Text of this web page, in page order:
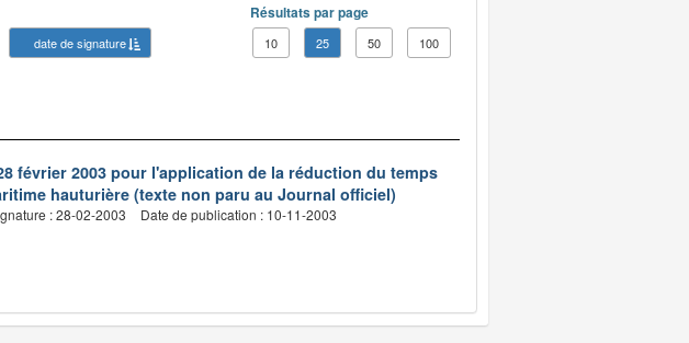
date de signature
Résultats par page
10 25 50 100
février 2003 pour l'application de la réduction du temps
hauturière (texte non paru au Journal officiel)
: 28-02-2003 Date de publication : 10-11-2003